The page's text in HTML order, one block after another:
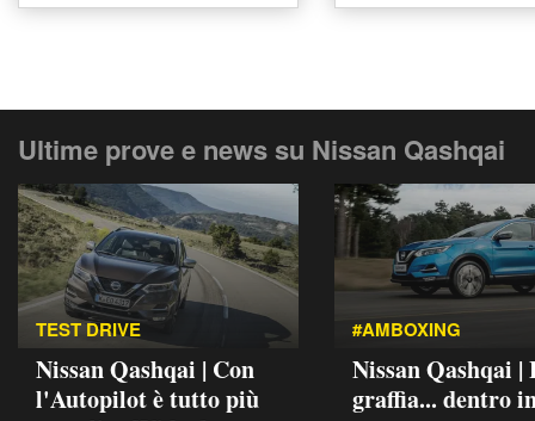
Ultime prove e news su Nissan Qashqai
TEST DRIVE
Nissan Qashqai | Con
l'Autopilot è tutto più
#AMBOXING
Nissan Qashqai |
graffia... dentro